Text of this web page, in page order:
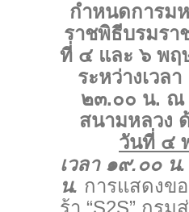
กำหนดการม
ราชพิธีบรมรา
ที่ ๔ และ ๖ พ
ระหว่างเวล
๒๓.๐๐ น. ณ
สนามหลวง
วันที่ ๔
เวลา ๑๙.๐๐ น
น. การแสดงข